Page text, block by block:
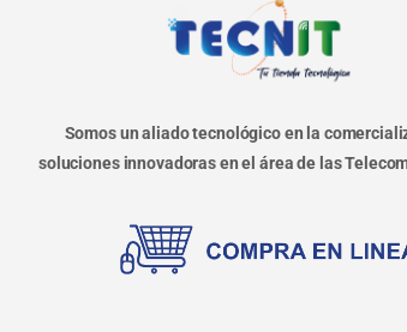
Somos un aliado tecnológico en la
soluciones innovadoras en el área de las